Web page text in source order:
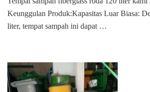
Keunggulan Produk:Kapasitas Luar Biasa:
liter, tempat sampah ini dapat …